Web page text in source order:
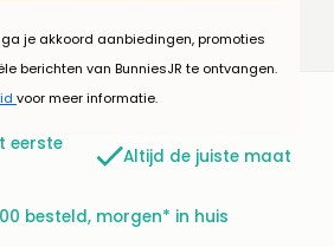
eerste
Altijd de juiste maat
besteld, morgen* in huis
je akkoord aanbiedingen, promoties
berichten van BunniesJR te ontvangen.
voor meer informatie.